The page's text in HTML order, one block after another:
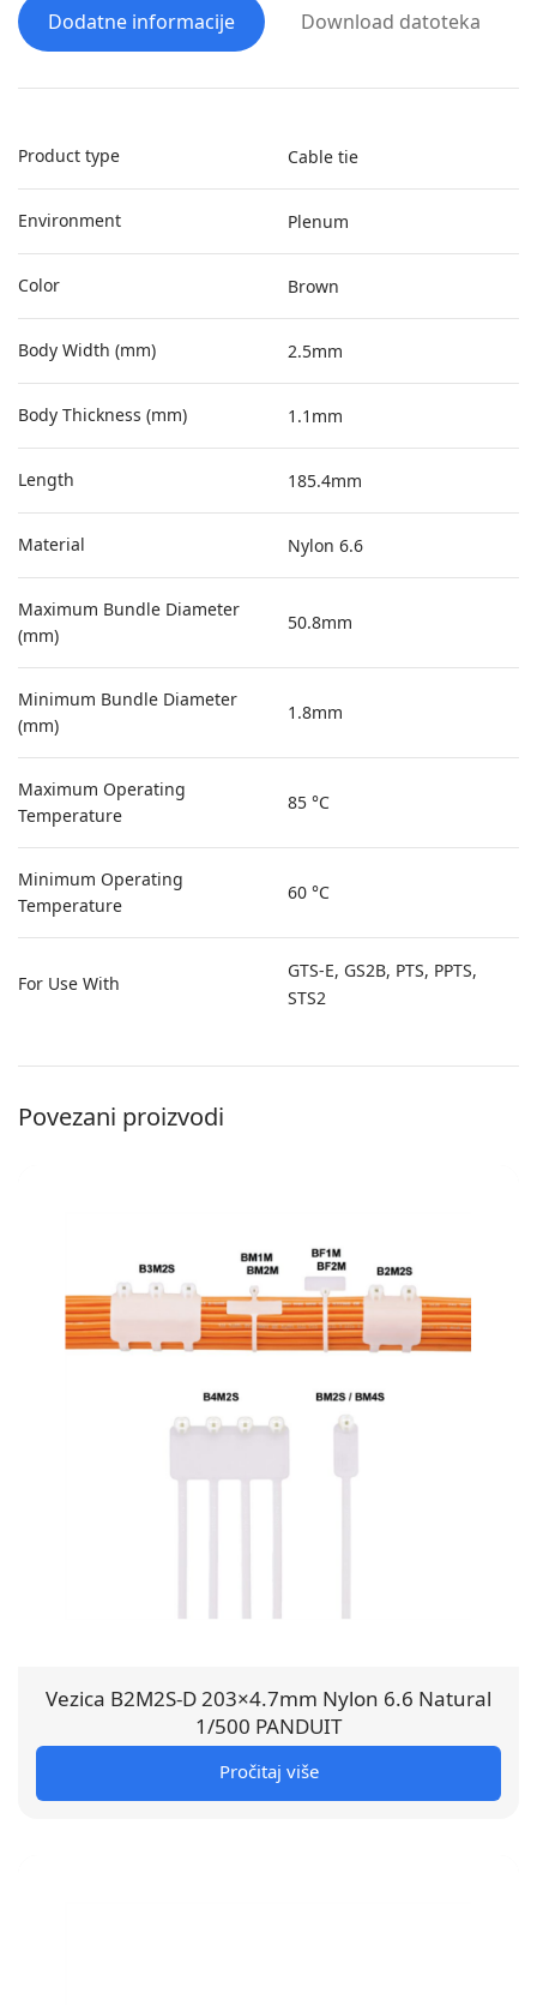
Dodatne informacije Download datoteka
Product type Cable tie
Environment Plenum
Color Brown
Body Width (mm) 2.5mm
Body Thickness (mm) 1.1mm
Length 185.4mm
Material Nylon 6.6
Maximum Bundle Diameter
(mm)
50.8mm
Minimum Bundle Diameter
(mm)
1.8mm
Maximum Operating
Temperature
85 °C
Minimum Operating
Temperature
60 °C
For Use With
GTS-E, GS2B, PTS, PPTS,
STS2
Povezani proizvodi
Vezica B2M2S-D 203×4.7mm Nylon 6.6 Natural
1/500 PANDUIT
Pročitaj više